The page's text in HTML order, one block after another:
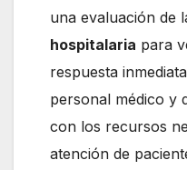
una evaluación de
hospitalaria para
respuesta
personal médico y
con los recursos
atención de